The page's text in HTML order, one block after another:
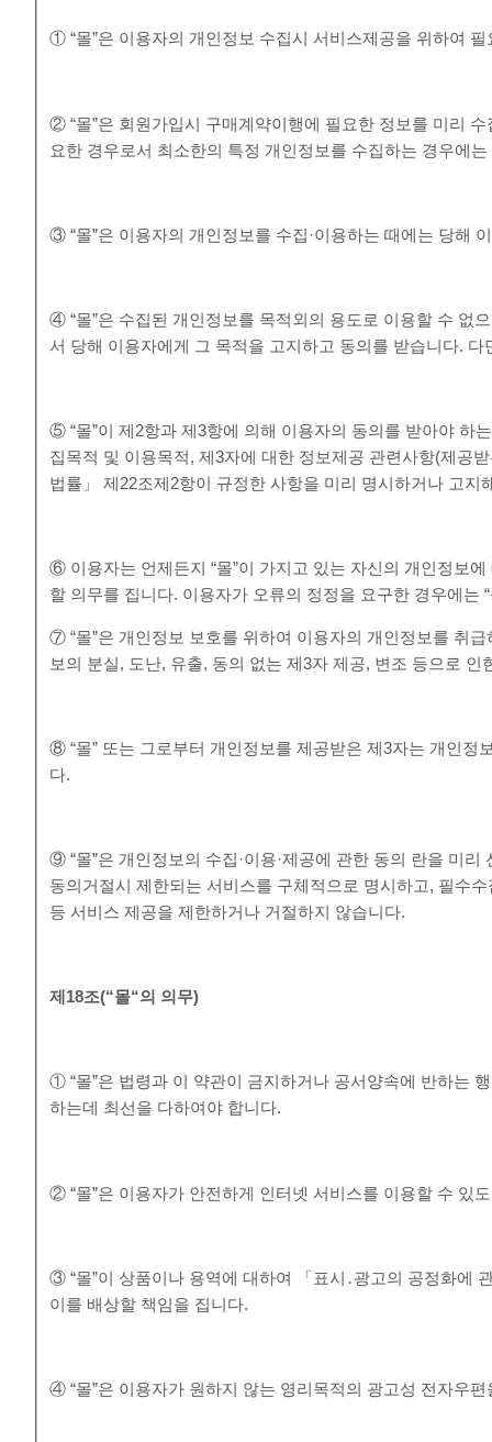
① “몰”은 이용자의 개인정보 수집시 서비스제공을 위하여
② “몰”은 회원가입시 구매계약이행에 필요한 정보를 미리
요한 경우로서 최소한의 특정 개인정보를 수집하는 경우에
③ “몰”은 이용자의 개인정보를 수집·이용하는 때에는 당해
④ “몰”은 수집된 개인정보를 목적외의 용도로 이용할 수 없
서 당해 이용자에게 그 목적을 고지하고 동의를 받습니다.
⑤ “몰”이 제2항과 제3항에 의해 이용자의 동의를 받아야 하
집목적 및 이용목적, 제3자에 대한 정보제공 관련사항(제공
법률」 제22조제2항이 규정한 사항을 미리 명시하거나 고
⑥ 이용자는 언제든지 “몰”이 가지고 있는 자신의 개인정보
할 의무를 집니다. 이용자가 오류의 정정을 요구한 경우에는
⑦ “몰”은 개인정보 보호를 위하여 이용자의 개인정보를 취
보의 분실, 도난, 유출, 동의 없는 제3자 제공, 변조 등으로
⑧ “몰” 또는 그로부터 개인정보를 제공받은 제3자는 개인
다.
⑨ “몰”은 개인정보의 수집·이용·제공에 관한 동의 란을 미
동의거절시 제한되는 서비스를 구체적으로 명시하고, 필수
등 서비스 제공을 제한하거나 거절하지 않습니다.
제 18조(“몰“의 의무)
① “몰”은 법령과 이 약관이 금지하거나 공서양속에 반하는
하는데 최선을 다하여야 합니다.
② “몰”은 이용자가 안전하게 인터넷 서비스를 이용할 수 있
③ “몰”이 상품이나 용역에 대하여 「표시․광고의 공정화에
이를 배상할 책임을 집니다.
④ “몰”은 이용자가 원하지 않는 영리목적의 광고성 전자우